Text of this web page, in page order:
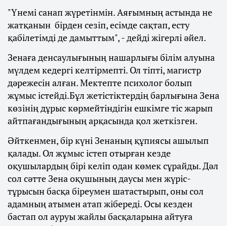
"Үнемі санап жүретінмін. Аяғымның астында не
жатқанын бірден сезіп, есімде сақтап, есту
қабілетімді де дамыттым", - дейді жігерлі әйел.
Зенаға денсаулығының нашарлығы білім алуына
мүлдем кедергі келтірмепті. Ол тіпті, магистр
дәрежесін алған. Мектепте психолог болып
жұмыс істейді.Бұл жетістіктердің барлығына Зена
көзінің дұрыс көрмейтіндігін ешкімге тіс жарып
айтпағандығының арқасында қол жеткізген.
Әйткенмен, бір күні Зенаның құпиясы ашылып
қалады. Ол жұмыс істеп отырған кезде
оқушылардың бірі келіп одан көмек сұрайды. Дәл
сол сәтте Зена оқушының даусы мен жүріс-
тұрысын басқа біреумен шатастырып, оны сол
адамның атымен атап жібереді. Осы кезден
бастап ол ауруы жайлы басқаларына айтуға